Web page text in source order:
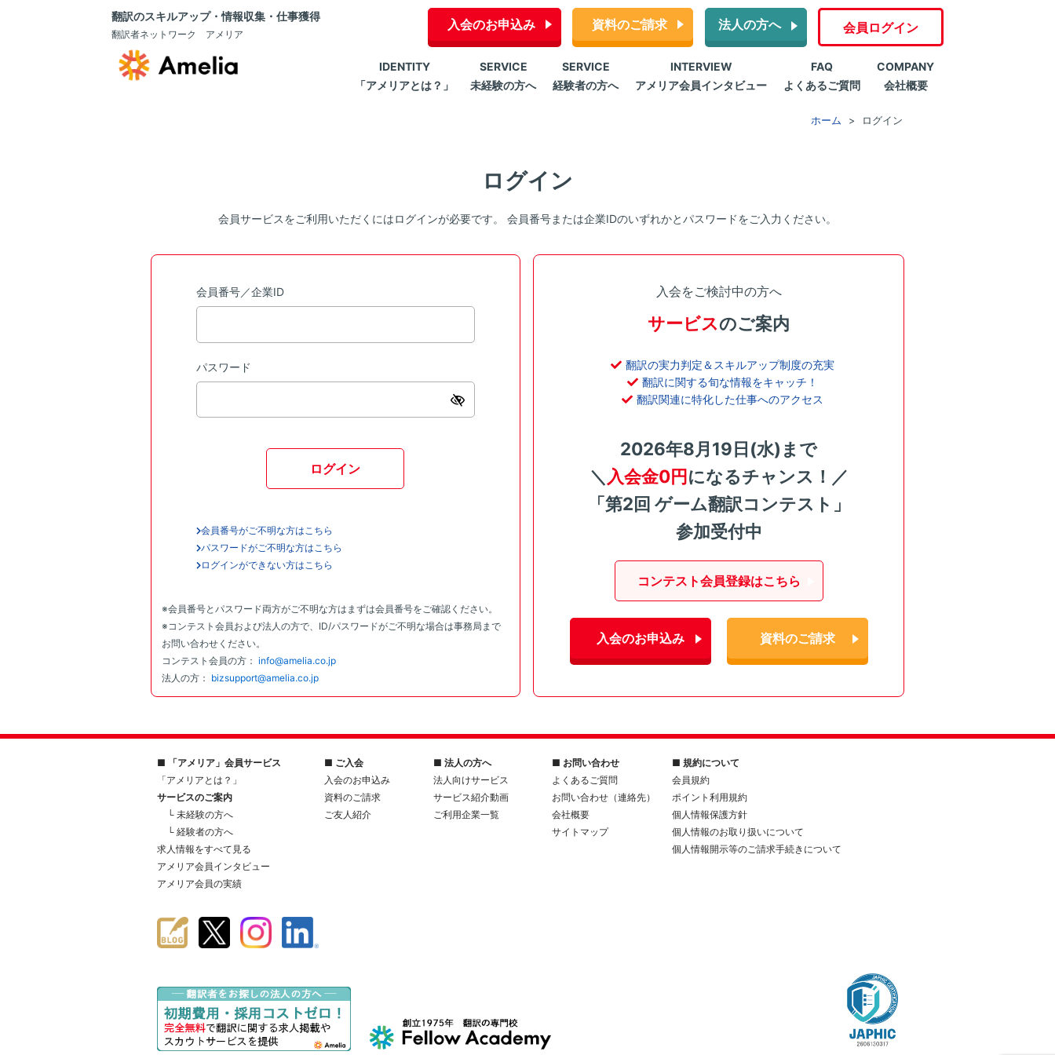
翻訳のスキルアップ・情報収集・仕事獲得
翻訳者ネットワーク アメリア
入会のお申込み 資料のご請求 法人の方へ 会員ログイン
IDENTITY
「アメリアとは？」
SERVICE
未経験の方へ
SERVICE
経験者の方へ
INTERVIEW
アメリア会員インタビュー
FAQ
よくあるご質問
COMPANY
会社概要
ホーム ログイン
ログイン
会員サービスをご利用いただくにはログインが必要です。 会員番号または企業IDのいずれかとパスワードをご入力ください。
会員番号／企業ID
パスワード
ログイン
会員番号がご不明な方はこちら
パスワードがご不明な方はこちら
ログインができない方はこちら
※会員番号とパスワード両方がご不明な方はまずは会員番号をご確認ください。
※コンテスト会員および法人の方で、ID/パスワードがご不明な場合は事務局まで
お問い合わせください。
コンテスト会員の方： info@amelia.co.jp
法人の方： bizsupport@amelia.co.jp
入会をご検討中の方へ
サービスのご案内
翻訳の実力判定＆スキルアップ制度の充実
翻訳に関する旬な情報をキャッチ！
翻訳関連に特化した仕事へのアクセス
2026年8月19日(水)まで
＼ 入会金0円になるチャンス！／
「第2回 ゲーム翻訳コンテスト」
参加受付中
コンテスト会員登録はこちら
入会のお申込み 資料のご請求
■ 「アメリア」会員サービス
「アメリアとは？」
サービスのご案内
└ 未経験の方へ
└ 経験者の方へ
求人情報をすべて見る
アメリア会員インタビュー
アメリア会員の実績
■ ご入会
入会のお申込み
資料のご請求
ご友人紹介
■ 法人の方へ
法人向けサービス
サービス紹介動画
ご利用企業一覧
■ お問い合わせ
よくあるご質問
お問い合わせ（連絡先）
会社概要
サイトマップ
■ 規約について
会員規約
ポイント利用規約
個人情報保護方針
個人情報のお取り扱いについて
個人情報開示等のご請求手続きについて